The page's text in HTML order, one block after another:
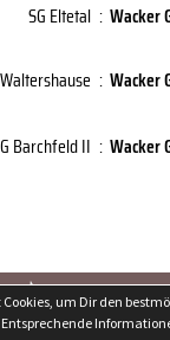
SG Eltetal : Wacker
Waltershause : Wacker
Barchfeld II : Wacker
soccero.de
Cookies, um Dir den